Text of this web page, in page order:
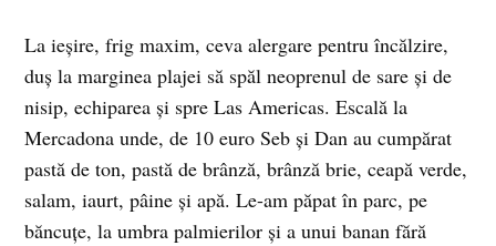
La ieşire, frig maxim, ceva alergare pentru încălzire,
duş la marginea plajei să spăl neoprenul de sare şi de
nisip, echiparea şi spre Las Americas. Escală la
Mercadona unde, de 10 euro Seb şi Dan au cumpărat
pastă de ton, pastă de brânză, brânză brie, ceapă verde,
salam, iaurt, pâine şi apă. Le-am păpat în parc, pe
băncuţe, la umbra palmierilor şi a unui banan fără